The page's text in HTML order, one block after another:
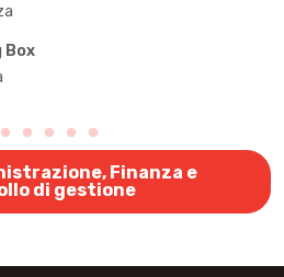
Box
Finanza e
di gestione